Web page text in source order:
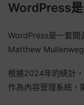
WordPress
WordPress是一套開
Matthew
根據2024年的統計
作為內容管理系統，